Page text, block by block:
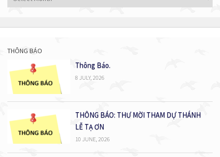
cả
viết
THÔNG BÁO
Thông Báo.
8 JULY, 2026
THÔNG BÁO: THƯ MỜI THAM DỰ THÁNH
LỄ TẠ ƠN
10 JUNE, 2026